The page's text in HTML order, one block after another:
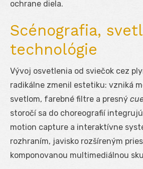
ochrane diela.
Scénografia,
technológie
Vývoj osvetlenia od sviečok cez
radikálne zmenil estetiku: vzniká
svetlom, farebné filtre a presný
storočí sa do choreografií
motion capture a interaktívne
rozhraním, javisko rozšíreným
komponovanou multimediálnou